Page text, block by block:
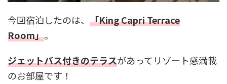
今回宿泊したのは、 「King Capri Terrace
Room」。
ジェットバス付きのテラスがあってリゾート感満載
のお部屋です！